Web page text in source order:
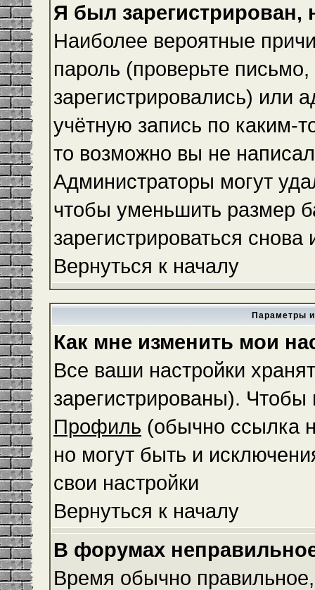
Я был зарегистрирован,
Наиболее вероятные
пароль (проверьте
зарегистрировались) или
учётную запись по каким-
то возможно вы не
Администраторы могут
чтобы уменьшить размер
зарегистрироваться
Вернуться к началу
Параметры
Как мне изменить мои
Все ваши настройки
зарегистрированы). Чтобы
Профиль (обычно ссылка
но могут быть и
свои настройки
Вернуться к началу
В форумах
Время обычно